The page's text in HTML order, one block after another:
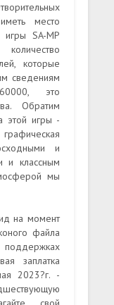
место
SA-MP
которые
сведениям
это
Обратим
этой игры -
и
и классным
мы
на момент
файла
заплатка
2023?г. -